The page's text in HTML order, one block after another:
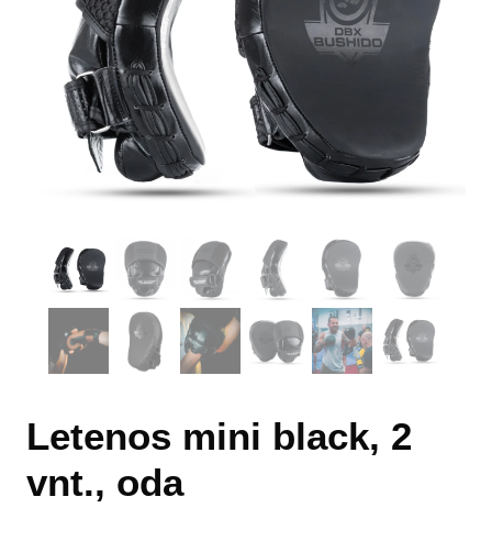
Letenos mini black, 2
vnt., oda